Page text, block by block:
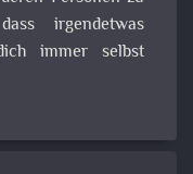
irgendetwas
immer selbst